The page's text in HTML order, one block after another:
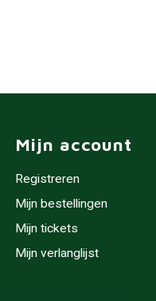
Mijn account
Registreren
Mijn bestellingen
Mijn tickets
Mijn verlanglijst